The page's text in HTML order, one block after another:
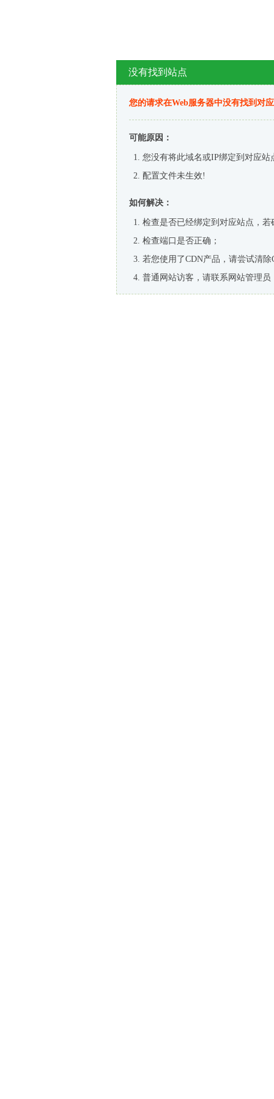
没有找到站点
您的请求在Web服务器中没有找到对
可能原因：
您没有将此域名或IP绑定到对应站
配置文件未生效!
如何解决：
检查是否已经绑定到对应站点，
检查端口是否正确；
若您使用了CDN产品，请尝试清除
普通网站访客，请联系网站管理员